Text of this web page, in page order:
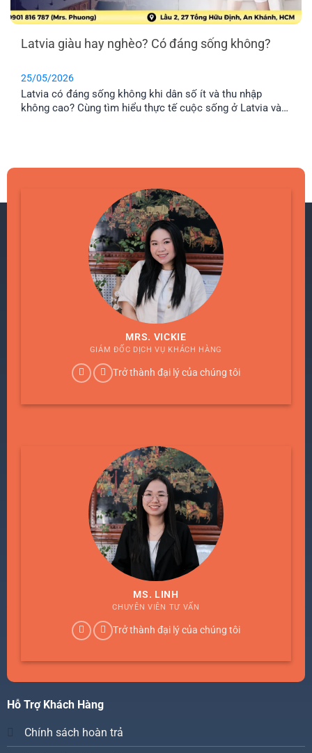
Latvia giàu hay nghèo? Có đáng sống không?
25/05/2026
Latvia có đáng sống không khi dân số ít và thu nhập
không cao? Cùng tìm hiểu thực tế cuộc sống ở Latvia và
MRS. VICKIE
GIÁM ĐỐC DỊCH VỤ KHÁCH HÀNG
Trở thành đại lý của chúng tôi
MS. LINH
CHUYÊN VIÊN TƯ VẤN
Trở thành đại lý của chúng tôi
Hỗ Trợ Khách Hàng
Chính sách hoàn trả